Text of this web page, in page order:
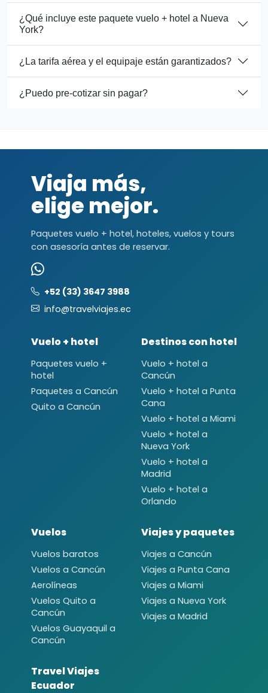
¿Qué incluye este paquete vuelo + hotel a Nueva
York?
¿La tarifa aérea y el equipaje están garantizados?
¿Puedo pre-cotizar sin pagar?
Viaja más,
elige mejor.
Paquetes vuelo + hotel, hoteles, vuelos y tours
con asesoría antes de reservar.
+52 (33) 3647 3988
info@travelviajes.ec
Vuelo + hotel
Paquetes vuelo +
hotel
Paquetes a Cancún
Quito a Cancún
Destinos con hotel
Vuelo + hotel a
Cancún
Vuelo + hotel a Punta
Cana
Vuelo + hotel a Miami
Vuelo + hotel a
Nueva York
Vuelo + hotel a
Madrid
Vuelo + hotel a
Orlando
Vuelos
Vuelos baratos
Vuelos a Cancún
Aerolíneas
Vuelos Quito a
Cancún
Vuelos Guayaquil a
Cancún
Viajes y paquetes
Viajes a Cancún
Viajes a Punta Cana
Viajes a Miami
Viajes a Nueva York
Viajes a Madrid
Travel Viajes
Ecuador